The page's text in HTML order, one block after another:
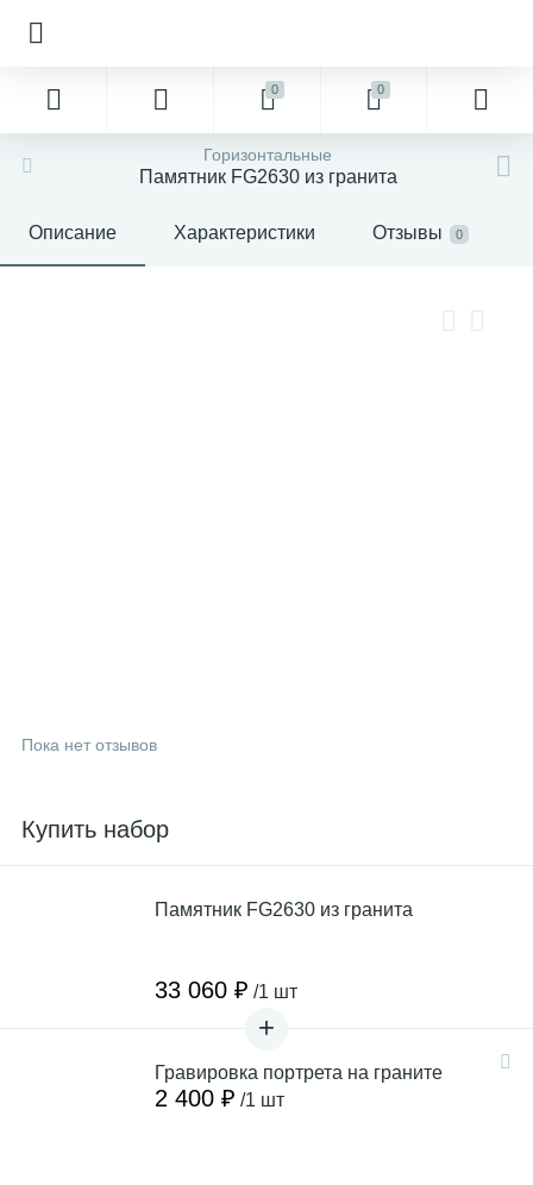
0 0
Горизонтальные
Памятник FG2630 из гранита
Описание Характеристики Отзывы 0
Пока нет отзывов
Купить набор
Памятник FG2630 из гранита
33 060 ₽ /1 шт
Гравировка портрета на граните
2 400 ₽ /1 шт